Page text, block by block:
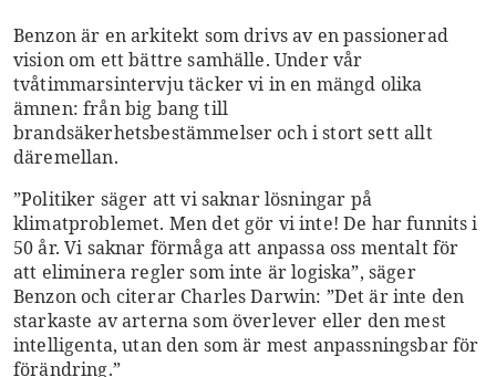
Benzonär en arkitekt som drivs av en passionerad
vision om ett bättre samhälle. Under vår
tvåtimmarsintervju täcker vi in en mängd olika
ämnen: frånbig bang till
brandsäkerhetsbestämmelser och i stort sett allt
däremellan.
”Politiker säger att vi saknar lösningar på
klimatproblemet. Men det gör vi inte! De har funnits i
50 år. Vi saknar förmåga att anpassa oss mentalt för
att eliminera regler som inte är logiska”, säger
Benzon och citerar Charles Darwin: ”Det är inte den
starkaste av arterna som överlever eller den mest
intelligenta, utan den som är mest anpassningsbar för
förändring.”